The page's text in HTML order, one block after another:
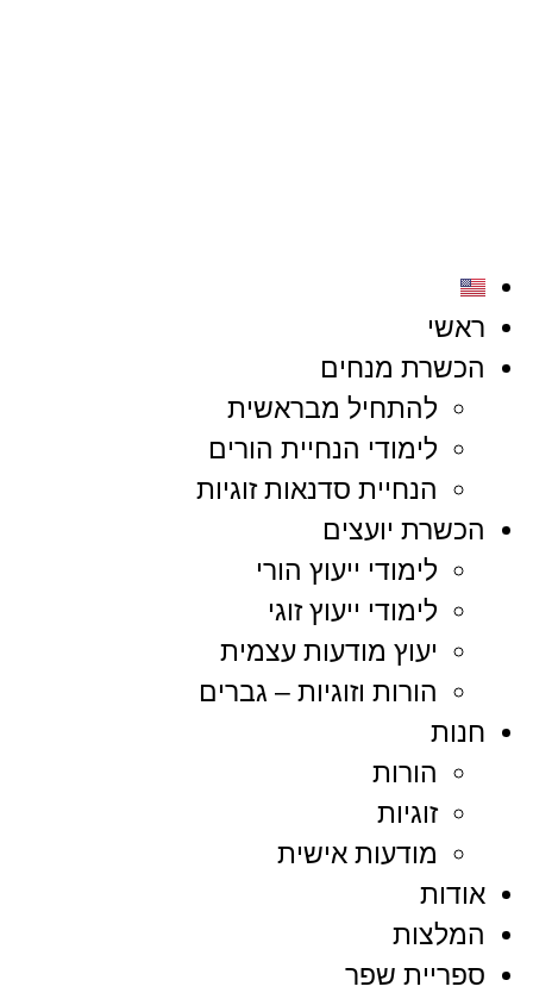
ראשי
הכשרת מנחים
להתחיל מבראשית
לימודי הנחיית הורים
הנחיית סדנאות זוגיות
הכשרת יועצים
לימודי ייעוץ הורי
לימודי ייעוץ זוגי
יעוץ מודעות עצמית
הורות וזוגיות – גברים
חנות
הורות
זוגיות
מודעות אישית
אודות
המלצות
ספריית שפר